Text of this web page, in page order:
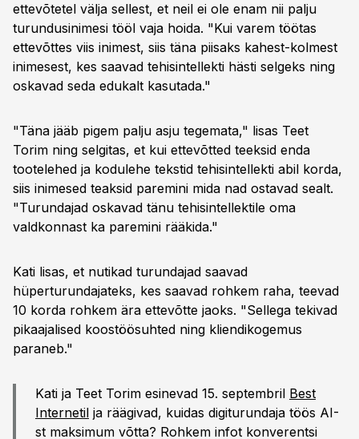
ettevõtetel välja sellest, et neil ei ole enam nii palju
turundusinimesi tööl vaja hoida. "Kui varem töötas
ettevõttes viis inimest, siis täna piisaks kahest-kolmest
inimesest, kes saavad tehisintellekti hästi selgeks ning
oskavad seda edukalt kasutada."
"Täna jääb pigem palju asju tegemata," lisas Teet
Torim ning selgitas, et kui ettevõtted teeksid enda
tootelehed ja kodulehe tekstid tehisintellekti abil korda,
siis inimesed teaksid paremini mida nad ostavad sealt.
"Turundajad oskavad tänu tehisintellektile oma
valdkonnast ka paremini rääkida."
Kati lisas, et nutikad turundajad saavad
hüperturundajateks, kes saavad rohkem raha, teevad
10 korda rohkem ära ettevõtte jaoks. "Sellega tekivad
pikaajalised koostöösuhted ning kliendikogemus
paraneb."
Kati ja Teet Torim esinevad 15. septembril Best
Internetil ja räägivad, kuidas digiturundaja töös AI-
st maksimum võtta? Rohkem infot konverentsi